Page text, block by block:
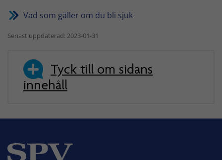
Vad som gäller om du bli sjuk
Senast uppdaterad: 2023-01-31
Tyck till om sidans
innehåll